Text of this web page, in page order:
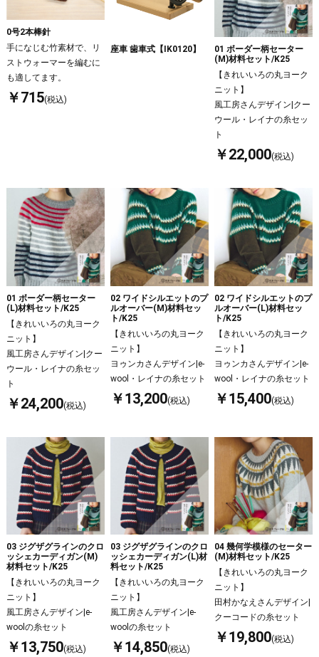
0号2本棒針
手になじむ竹素材で、リ
ストウォーマーを編むに
も適してます。
￥715(税込)
座車 歯車式【IK0120】
01 ボーダー柄セーター
(M)材料セット/K25
【きれいいろの丸ヨーク
ニット】
風工房さんデザイン|クー
ウール・レイナの糸セッ
ト
￥22,000(税込)
01 ボーダー柄セーター
(L)材料セット/K25
【きれいいろの丸ヨーク
ニット】
風工房さんデザイン|クー
ウール・レイナの糸セッ
ト
￥24,200(税込)
02 ワイドシルエットのプ
ルオーバー(M)材料セッ
ト/K25
【きれいいろの丸ヨーク
ニット】
ヨゥンカさんデザイン|e-
wool・レイナの糸セット
￥13,200(税込)
02 ワイドシルエットのプ
ルオーバー(L)材料セッ
ト/K25
【きれいいろの丸ヨーク
ニット】
ヨゥンカさんデザイン|e-
wool・レイナの糸セット
￥15,400(税込)
03 ジグザグラインのクロ
ッシェカーディガン(M)
材料セット/K25
【きれいいろの丸ヨーク
ニット】
風工房さんデザイン|e-
woolの糸セット
￥13,750(税込)
03 ジグザグラインのクロ
ッシェカーディガン(L)材
料セット/K25
【きれいいろの丸ヨーク
ニット】
風工房さんデザイン|e-
woolの糸セット
￥14,850(税込)
04 幾何学模様のセーター
(M)材料セット/K25
【きれいいろの丸ヨーク
ニット】
田村かなえさんデザイン|
クーコードの糸セット
￥19,800(税込)